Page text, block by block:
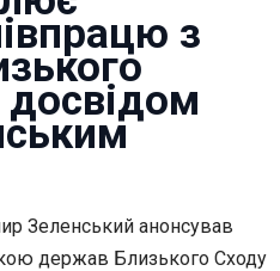
з
Зеленський анонсував
держав Близького Сходу